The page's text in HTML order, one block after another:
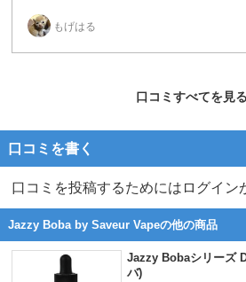
もう少し、あっさり感がほしい味です。
もげはる
口コミすべてを見る
口コミを書く
口コミを投稿するためにはログイン
Jazzy Boba by Saveur Vapeの他の商品
Jazzy Bobaシリーズ
バ)